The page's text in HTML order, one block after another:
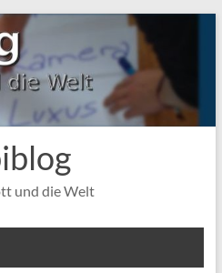
und die Welt